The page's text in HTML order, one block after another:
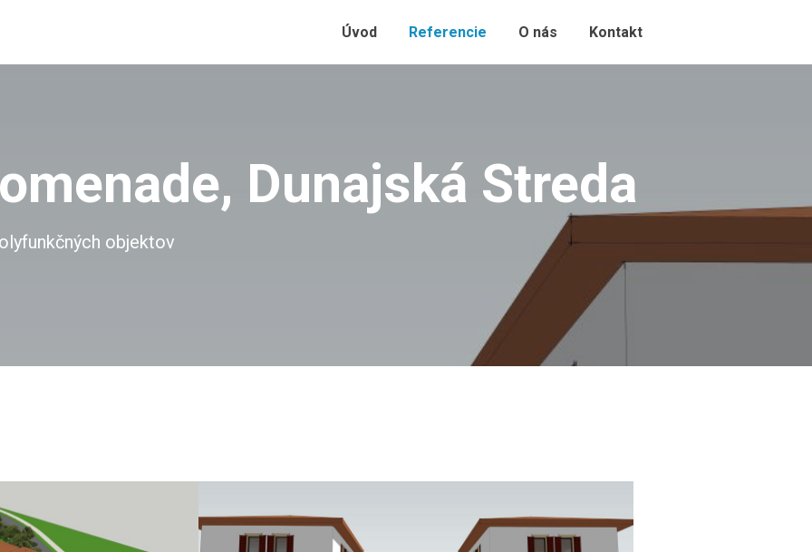
Úvod Referencie O nás Kontakt
Dunajská Streda
objektov